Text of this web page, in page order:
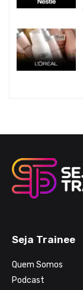
Seja Trainee
Quem Somos
Podcast